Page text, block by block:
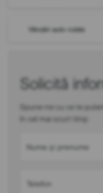
Vânzări auto rulate
Solicită
Spune-ne cu ce te
în cel mai scurt timp
Nume și prenume
Telefon